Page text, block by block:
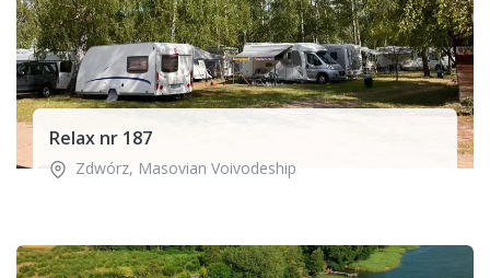
Relax nr 187
Zdwórz, Masovian Voivodeship